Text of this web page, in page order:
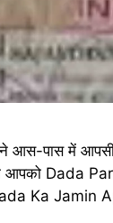
आस-पास में आपसी
Dada
Ka Jamin